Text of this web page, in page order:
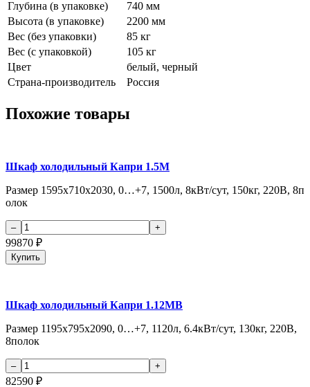
Глубина (в упаковке)
740 мм
Высота (в упаковке)
2200 мм
Вес (без упаковки)
85 кг
Вес (с упаковкой)
105 кг
Цвет
белый, черный
Страна-производитель
Россия
Похожие товары
Шкаф холодильный Капри 1.5М
Размер 1595х710х2030, 0…+7, 1500л, 8кВт/сут, 150кг, 220В, 8п
олок
99870 ₽
Купить
Шкаф холодильный Капри 1.12МВ
Размер 1195х795х2090, 0…+7, 1120л, 6.4кВт/сут, 130кг, 220В,
8полок
82590 ₽